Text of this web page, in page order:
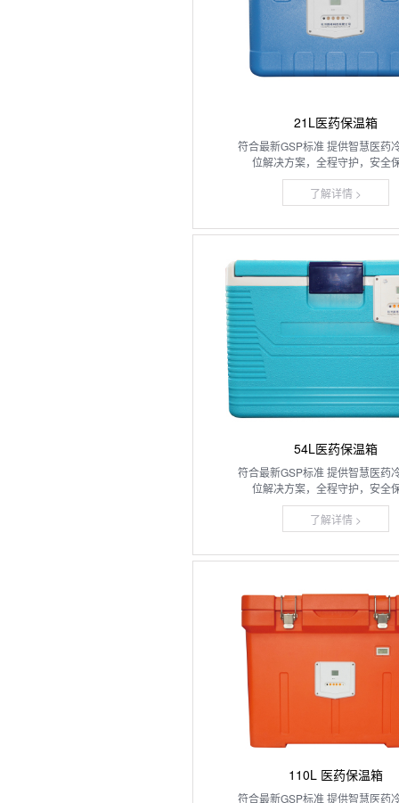
21L医药保温箱
符合最新GSP标准 提供智慧医药
位解决方案，全程守护，安全
了解详情 >
54L医药保温箱
符合最新GSP标准 提供智慧医药
位解决方案，全程守护，安全
了解详情 >
110L 医药保温箱
符合最新GSP标准 提供智慧医药